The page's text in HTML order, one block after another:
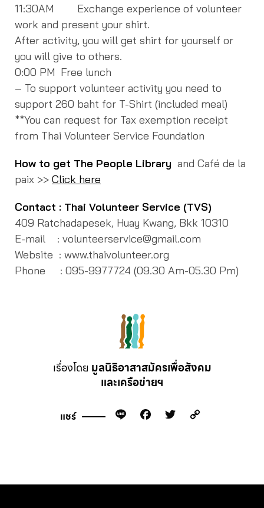
11:30AM Exchange experience of volunteer
work and present your shirt.
After activity, you will get shirt for yourself or
you will give to others.
0:00 PM Free lunch
– To support volunteer activity you need to
support 260 baht for T-Shirt (included meal)
**You can request for Tax exemption receipt
from Thai Volunteer Service Foundation
How to get The People Library and Café de la
paix >> Click here
Contact : Thai Volunteer Service (TVS)
409 Ratchadapesek, Huay Kwang, Bkk 10310
E-mail : volunteerservice@gmail.com
Website : www.thaivolunteer.org
Phone : 095-9977724 (09.30 Am-05.30 Pm)
เรื่องโดย มูลนิธิอาสาสมัครเพื่อสังคม
และเครือข่ายฯ
แชร์ Line Facebook
Twitter